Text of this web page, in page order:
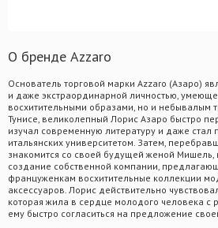
О бренде Azzaro
Основатель торговой марки Azzaro (Азаро)
и даже экстраординарной личностью,
восхитительными образами, но и небывалым
Тунисе, великолепный Лорис Азаро быстро
изучал современную литературу и даже
итальянских университетом. Затем,
знакомится со своей будущей женой Мишель,
создание собственной компании,
француженкам восхитительные коллекции
аксессуаров. Лорис действительно
которая жила в сердце молодого человека с
ему быстро согласиться на предложение